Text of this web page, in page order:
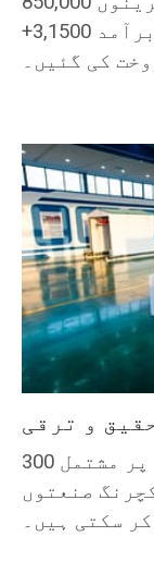
کا احاطہ کرتا ہے۔ سالانہ برآمد 3,1500+
و ترقی
300 افراد پر مشتمل R&D ٹیم کے ساتھ، سمارٹ
صنعتوں
سکتی ہیں۔